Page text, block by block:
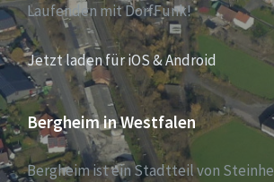
Laufenden mit DorfFunk!
Jetzt laden für iOS & Android
Bergheim in Westfalen
Bergheim ist ein Stadtteil von